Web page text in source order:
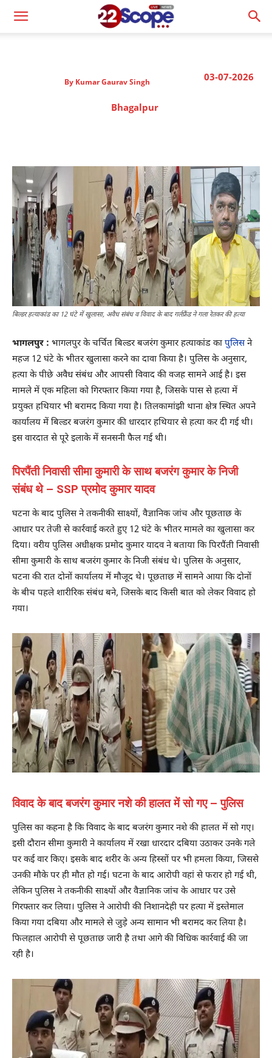
03-07-2026
By Kumar Gaurav Singh
Bhagalpur
बिल्डर हत्याकांड का 12 घंटे में खुलासा, अवैध संबंध व विवाद के बाद गर्लफ्रैंड ने गला रेतकर की हत्या
भागलपुर : भागलपुर के चर्चित बिल्डर बजरंग कुमार हत्याकांड का पुलिसने
महज 12 घंटे के भीतर खुलासा करने का दावा किया है। पुलिस के अनुसार,
हत्या के पीछे अवैध संबंध और आपसी विवाद की वजह सामने आई है। इस
मामले में एक महिला को गिरफ्तार किया गया है, जिसके पास से हत्या में
प्रयुक्त हथियार भी बरामद किया गया है। तिलकामांझी थाना क्षेत्र स्थित अपने
कार्यालय में बिल्डर बजरंग कुमार की धारदार हथियार से हत्या कर दी गई थी।
इस वारदात से पूरे इलाके में सनसनी फैल गई थी।
पिरपैंती निवासी सीमा कुमारी के साथ बजरंग कुमार के निजी
संबंध थे – SSP प्रमोद कुमार यादव
घटना के बाद पुलिस ने तकनीकी साक्ष्यों, वैज्ञानिक जांच और पूछताछ के
आधार पर तेजी से कार्रवाई करते हुए 12 घंटे के भीतर मामले का खुलासा कर
दिया। वरीय पुलिस अधीक्षक प्रमोद कुमार यादव ने बताया कि पिरपैंती निवासी
सीमा कुमारी के साथ बजरंग कुमार के निजी संबंध थे। पुलिस के अनुसार,
घटना की रात दोनों कार्यालय में मौजूद थे। पूछताछ में सामने आया कि दोनों
के बीच पहले शारीरिक संबंध बने, जिसके बाद किसी बात को लेकर विवाद हो
गया।
विवाद के बाद बजरंग कुमार नशे की हालत में सो गए – पुलिस
पुलिस का कहना है कि विवाद के बाद बजरंग कुमार नशे की हालत में सो गए।
इसी दौरान सीमा कुमारी ने कार्यालय में रखा धारदार दबिया उठाकर उनके गले
पर कई वार किए। इसके बाद शरीर के अन्य हिस्सों पर भी हमला किया, जिससे
उनकी मौके पर ही मौत हो गई। घटना के बाद आरोपी वहां से फरार हो गई थी,
लेकिन पुलिस ने तकनीकी साक्ष्यों और वैज्ञानिक जांच के आधार पर उसे
गिरफ्तार कर लिया। पुलिस ने आरोपी की निशानदेही पर हत्या में इस्तेमाल
किया गया दबिया और मामले से जुड़े अन्य सामान भी बरामद कर लिया है।
फिलहाल आरोपी से पूछताछ जारी है तथा आगे की विधिक कार्रवाई की जा
रही है।